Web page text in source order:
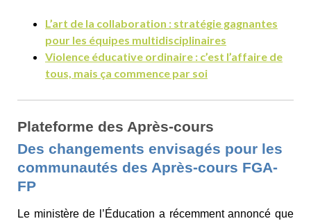
L’art de la collaboration : stratégie gagnantes
pour les équipes multidisciplinaires
Violence éducative ordinaire : c’est l’affaire de
tous, mais ça commence par soi
Plateforme des Après-cours
Des changements envisagés pour les
communautés des Après-cours FGA-
FP
Le ministère de l’Éducation a récemment annoncé que